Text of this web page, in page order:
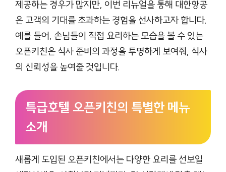
제공하는 경우가 많지만, 이번 리뉴얼을 통해 대한항공
은 고객의 기대를 초과하는 경험을 선사하고자 합니다.
예를 들어, 손님들이 직접 요리하는 모습을 볼 수 있는
오픈키친은 식사 준비의 과정을 투명하게 보여줘, 식사
의 신뢰성을 높여줄 것입니다.
특급호텔 오픈키친의 특별한 메뉴
소개
새롭게 도입된 오픈키친에서는 다양한 요리를 선보일